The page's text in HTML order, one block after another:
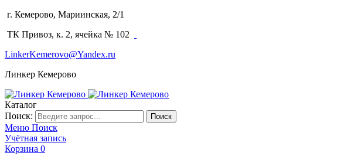
г. Кемерово, Мариинская, 2/1
ТК Привоз, к. 2, ячейка № 102
LinkerKemerovo@Yandex.ru
Линкер Кемерово
Каталог
Поиск:
Поиск
Меню Поиск
Учётная запись
Корзина 0